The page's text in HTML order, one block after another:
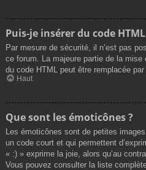
Puis-je insérer du code
Par mesure de sécurité, il n’est pas
ce forum. La majeure partie de la mise
du code HTML peut être remplacée
Haut
Que sont les émoticônes ?
Les émoticônes sont de petites
un code court et qui permettent
« :) » exprime la joie, alors qu’au
Vous pouvez consulter la liste